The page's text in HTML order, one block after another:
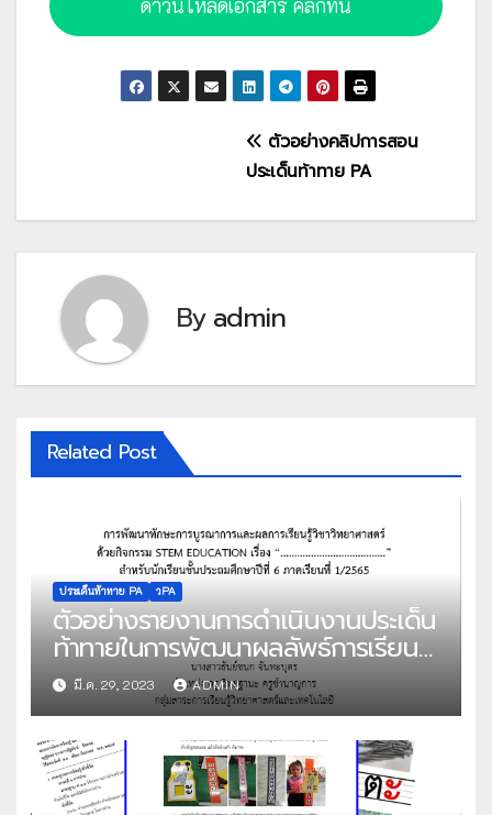
ดาวน์โหลดเอกสาร คลิกที่นี่
ตัวอย่างคลิปการสอน
ประเด็นท้าทาย PA
Byadmin
Related Post
ประเด็นท้าทาย PA วPA
ตัวอย่างรายงานการดำเนินงานประเด็น
ท้าทายในการพัฒนาผลลัพธ์การเรียนรู้
ของผู้เรียน ตามวPA
มี.ค. 29, 2023 ADMIN